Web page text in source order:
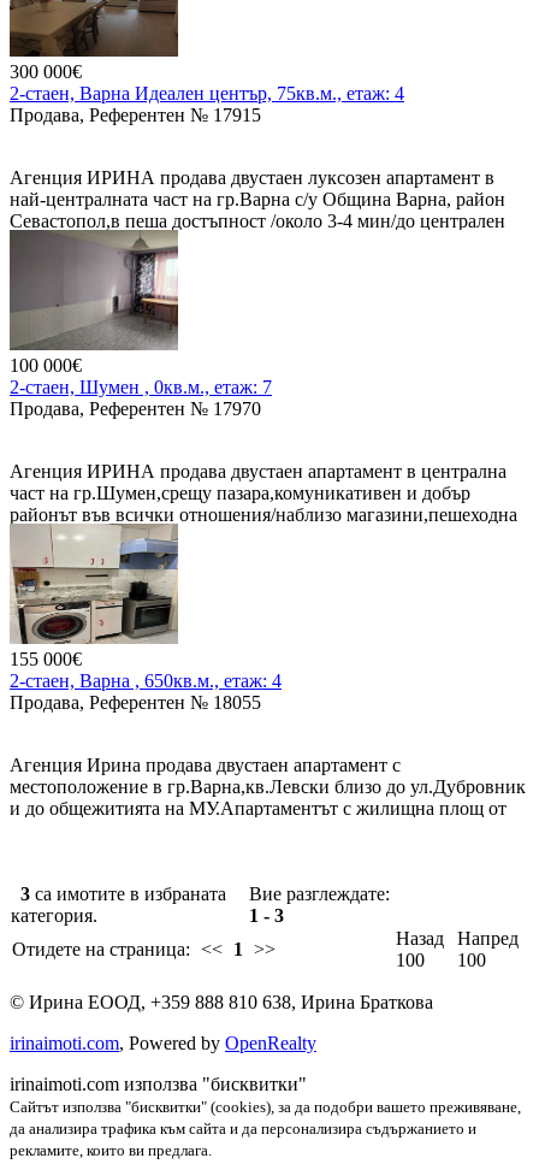
300 000€
2-стаен, Варна Идеален център, 75кв.м., етаж: 4
Продава, Референтен № 17915
Агенция ИРИНА продава двустаен луксозен апартамент в
най-централната част на гр.Варна с/у Община Варна, район
Севастопол,в пеша достъпност /около 3-4 мин/до централен
вход на Морската градина, плажа и морето, ет.4/4 без
асансьор,вътрешен,изложение ю/с,слънчев и
топъл.Апартамент се състои от: кухня, отделно хол с
трапезарната част,спалня,мокро помещение,коридор.Изцяло е
ремонтиран със скъпи строит.материали,пипнато
отвсякъде,със стил,мебели и всичко избирано и правено с
висока прецизност и качество/.Обзаведен с нови по-поръчка
дизайнерски и италиански мебели и оборудван с нови
ел.уреди/.Цената е 300000 евро .
100 000€
2-стаен, Шумен , 0кв.м., етаж: 7
Продава, Референтен № 17970
Агенция ИРИНА продава двустаен апартамент в централна
част на гр.Шумен,срещу пазара,комуникативен и добър
районът във всички отношения/наблизо магазини,пешеходна
зона,училища,жп и автогара,Градска градина и др./.Жилището
е с площ от 58,2 м2 се намира на ет.7/14,тухла,средно
вътрешно,няма крайни стени,изложение из/юг,състои се от :
хол,спалня,куня/ с възможност за пренареждане на
стаите/,мокро помещение, има прилежаща маза с площ от 4,22
м2.Желаемата цена от собственика е 100 000евро.Купувачи,
очакваме Вашите предложения.
155 000€
2-стаен, Варна , 650кв.м., етаж: 4
Продава, Референтен № 18055
Агенция Ирина продава двустаен апартамент с
местоположение в гр.Варна,кв.Левски близо до ул.Дубровник
и до общежитията на МУ.Апартаментът с жилищна площ от
напълно обзаведено и оборудвано.Жилището е много
запазено,поддържано,уютно подредено.Цена е 155000 евро.
3 са имотите в избраната
категория.
Вие разглеждате:
1 - 3
Отидете на страница: << 1 >>
Назад
100
Напред
100
© Ирина ЕООД, +359 888 810 638, Ирина Браткова
irinaimoti.com, Powered by OpenRealty
irinaimoti.com използва "бисквитки"
Сайтът използва "бисквитки" (cookies), за да подобри вашето преживяване,
да анализира трафика към сайта и да персонализира съдържанието и
рекламите, които ви предлага.